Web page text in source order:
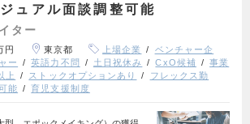
ュアル面談調整可能
ター
円 東京都 上場企業
ベンチャー企
ー 英語力不問 土日祝休み CxO候補
事業
上 ストックオプションあり
フレックス勤
能 育児支援制度